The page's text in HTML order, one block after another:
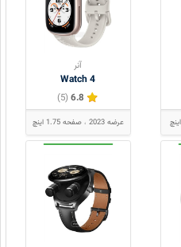
آنر
Watch 4
6.8
(5)
عرضه 2023 صفحه 1.75 اینچ